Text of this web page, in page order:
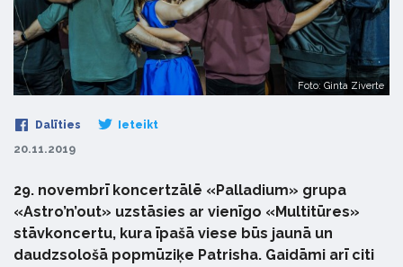
Foto: Ginta Ziverte
Dalīties Ieteikt
20.11.2019
29. novembrī koncertzālē «Palladium» grupa
«Astro’n’out» uzstāsies ar vienīgo «Multitūres»
stāvkoncertu, kura īpašā viese būs jaunā un
daudzsološā popmūziķe Patrisha. Gaidāmi arī citi